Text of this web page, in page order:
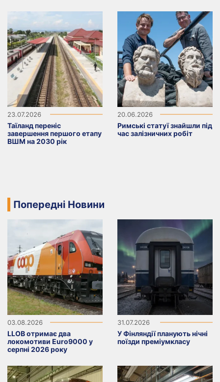
23.07.2026
Таїланд переніс
завершення першого етапу
ВШМ на 2030 рік
20.06.2026
Римські статуї знайшли під
час залізничних робіт
Попередні Новини
03.08.2026
LLOB отримає два
локомотиви Euro9000 у
серпні 2026 року
31.07.2026
У Фінляндії планують нічні
поїзди преміумкласу